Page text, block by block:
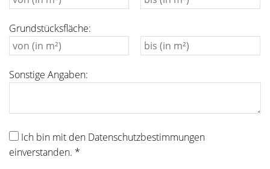
Grundstücksfläche:
Sonstige Angaben:
Ich bin mit den Datenschutzbestimmungen
einverstanden. *